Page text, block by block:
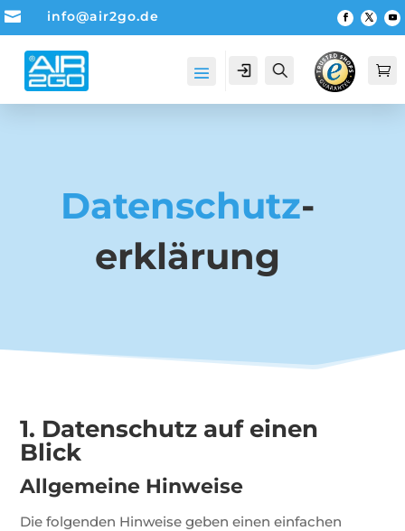
 info@air2go.de
Account Suche 
Datenschutz­
erklärung
1. Datenschutz auf einen
Blick
Allgemeine Hinweise
Die folgenden Hinweise geben einen einfachen